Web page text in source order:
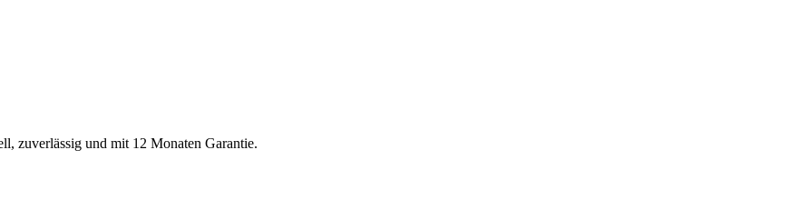
zuverlässig und mit 12 Monaten Garantie.